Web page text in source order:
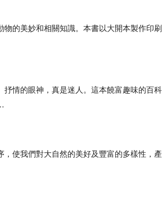
的美妙和相關知識。本書以大開本製作印
情的眼神，真是迷人。這本饒富趣味的百
使我們對大自然的美好及豐富的多樣性，